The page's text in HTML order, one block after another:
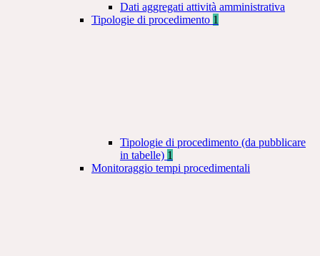
Dati aggregati attività amministrativa
Tipologie di procedimento 1
Tipologie di procedimento (da pubblicare
in tabelle) 1
Monitoraggio tempi procedimentali